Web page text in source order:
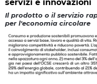
servizi e innovazioni
Il prodotto o il servizio
per l'economia circolare